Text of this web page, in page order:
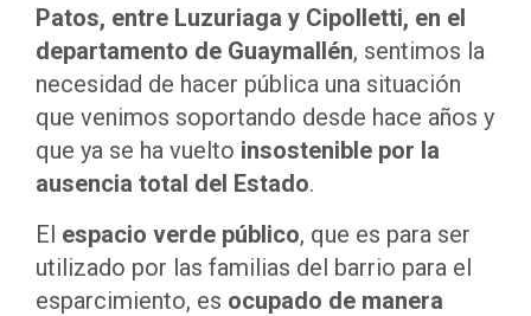
Patos, entre Luzuriaga y Cipolletti, en el
departamento de Guaymallén, sentimos la
necesidad de hacer pública una situación
que venimos soportando desde hace años y
que ya se ha vuelto insostenible por la
ausencia total del Estado.
El espacio verde público, que es para ser
utilizado por las familias del barrio para el
esparcimiento, es ocupado de manera